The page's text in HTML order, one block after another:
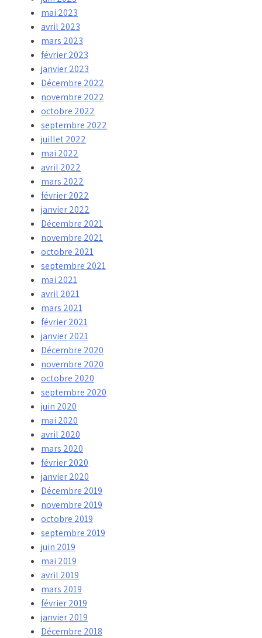
mai 2023
avril 2023
mars 2023
février 2023
janvier 2023
Décembre 2022
novembre 2022
octobre 2022
septembre 2022
juillet 2022
mai 2022
avril 2022
mars 2022
février 2022
janvier 2022
Décembre 2021
novembre 2021
octobre 2021
septembre 2021
mai 2021
avril 2021
mars 2021
février 2021
janvier 2021
Décembre 2020
novembre 2020
octobre 2020
septembre 2020
juin 2020
mai 2020
avril 2020
mars 2020
février 2020
janvier 2020
Décembre 2019
novembre 2019
octobre 2019
septembre 2019
juin 2019
mai 2019
avril 2019
mars 2019
février 2019
janvier 2019
Décembre 2018